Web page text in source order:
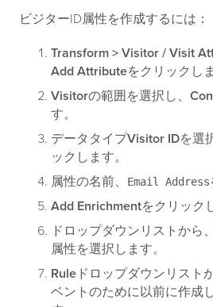
ビジターID属性を作成するには：
Transform > Visitor / Visit
Add Attributeをクリックし
Visitorの範囲を選択し、
す。
データタイプVisitor IDを選
ックします。
属性の名前、
Email Address
Add Enrichmentをクリック
ドロップダウンリストから、
属性を選択します。
Rule ドロップダウンリスト
ベントのために以前に作成